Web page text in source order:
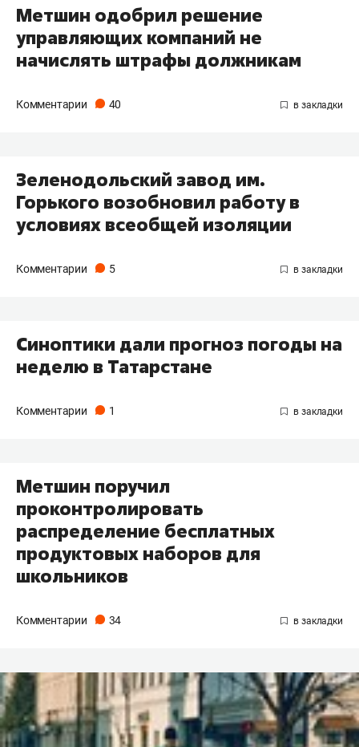
Метшин одобрил решение
управляющих компаний не
начислять штрафы должникам
Комментарии 40
Зеленодольский завод им.
Горького возобновил работу в
условиях всеобщей изоляции
Комментарии 5
​Синоптики дали прогноз погоды на
неделю в Татарстане
Комментарии 1
Метшин поручил
проконтролировать
распределение бесплатных
продуктовых наборов для
школьников
Комментарии 34